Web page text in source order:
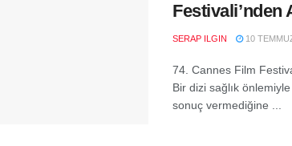
Festivali’nden
SERAP ILGIN 10
74. Cannes Film
Bir dizi sağlık
sonuç vermediğine ...